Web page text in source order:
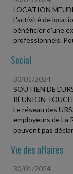
LOCATION
L'activité de
bénéficier d'une
professionnels.
Social
30/01/2024
SOUTIEN DE
RÉUNION
Le réseau des
employeurs de La
peuvent pas
Vie des affaires
30/01/2024